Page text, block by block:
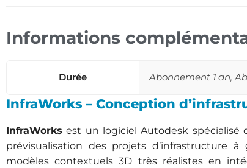
Informations
Durée Abonnement 1 an,
InfraWorks – Conception
InfraWorks est un logiciel Autodesk spécialisé
prévisualisation des projets d’infrastructure
modèles contextuels 3D très réalistes en